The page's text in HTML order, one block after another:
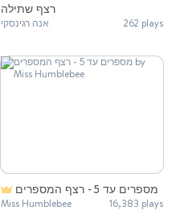
רצף שתילה
אנה רגינסקי 262 plays
מספרים עד 5 - רצף המספרים
Miss Humblebee 16,383 plays